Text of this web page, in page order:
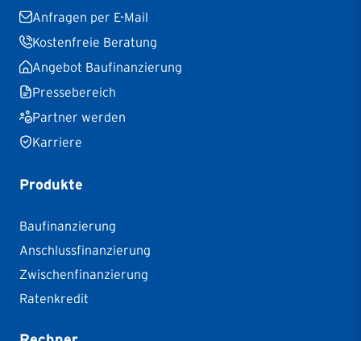
Anfragen per E-Mail
Kostenfreie Beratung
Angebot Baufinanzierung
Pressebereich
Partner werden
Karriere
Produkte
Baufinanzierung
Anschlussfinanzierung
Zwischenfinanzierung
Ratenkredit